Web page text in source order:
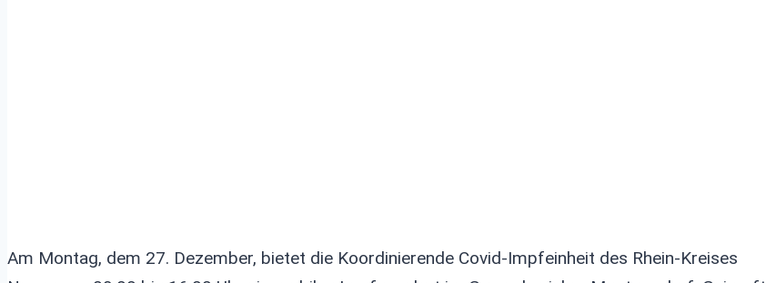
Am Montag, dem 27. Dezember, bietet die Koordinierende Covid-Impfeinheit des Rhein-Kreises